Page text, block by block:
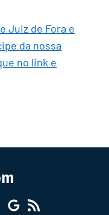
Juiz de Fora e
da nossa
no link e
Google
RSS